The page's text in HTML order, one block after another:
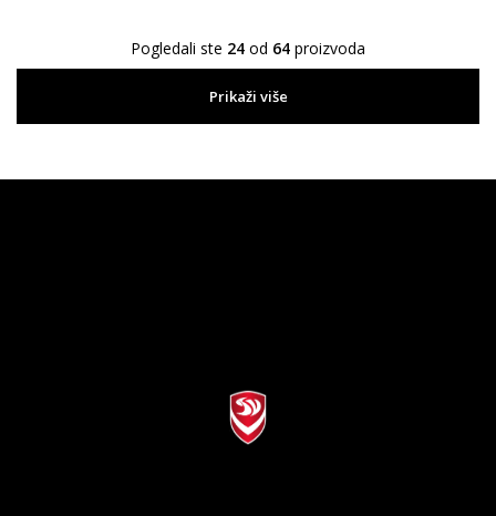
Pogledali ste 24 od 64 proizvoda
Prikaži više